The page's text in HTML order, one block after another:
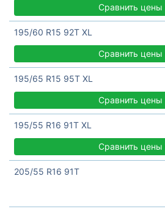
Сравнить цены
195/60 R15 92T XL
Сравнить цены
195/65 R15 95T XL
Сравнить цены
195/55 R16 91T XL
Сравнить цены
205/55 R16 91T